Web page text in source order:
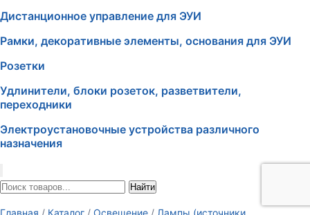
Дистанционное управление для ЭУИ
Рамки, декоративные элементы, основания для ЭУИ
Розетки
Удлинители, блоки розеток, разветвители,
переходники
Электроустановочные устройства различного
назначения
Найти
Главная / Каталог / Освещение / Лампы (источники